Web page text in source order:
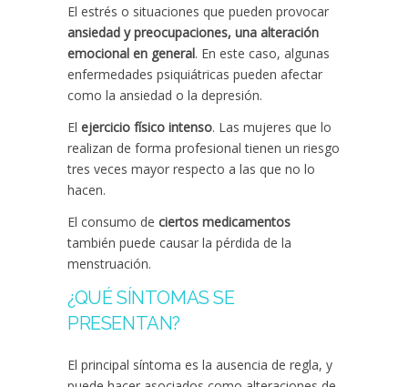
El estrés o situaciones que pueden provocar
ansiedad y preocupaciones, una alteración
emocional en general. En este caso, algunas
enfermedades psiquiátricas pueden afectar
como la ansiedad o la depresión.
El ejercicio físico intenso. Las mujeres que lo
realizan de forma profesional tienen un riesgo
tres veces mayor respecto a las que no lo
hacen.
El consumo de ciertos medicamentos
también puede causar la pérdida de la
menstruación.
¿QUÉ SÍNTOMAS SE
PRESENTAN?
El principal síntoma es la ausencia de regla, y